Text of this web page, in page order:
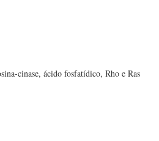
cinase, ácido fosfatídico, Rho e Ras